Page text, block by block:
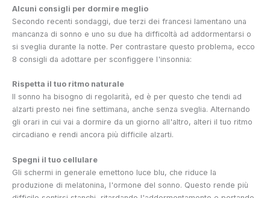
Alcuni consigli per dormire meglio
Secondo recenti sondaggi, due terzi dei francesi lamentano una
mancanza di sonno e uno su due ha difficoltà ad addormentarsi o
si sveglia durante la notte. Per contrastare questo problema, ecco
8 consigli da adottare per sconfiggere l'insonnia:
Rispetta il tuo ritmo naturale
Il sonno ha bisogno di regolarità, ed è per questo che tendi ad
alzarti presto nei fine settimana, anche senza sveglia. Alternando
gli orari in cui vai a dormire da un giorno all'altro, alteri il tuo ritmo
circadiano e rendi ancora più difficile alzarti.
Spegni il tuo cellulare
Gli schermi in generale emettono luce blu, che riduce la
produzione di melatonina, l'ormone del sonno. Questo rende più